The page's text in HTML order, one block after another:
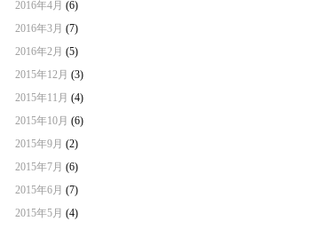
2016年4月 (6)
2016年3月 (7)
2016年2月 (5)
2015年12月 (3)
2015年11月 (4)
2015年10月 (6)
2015年9月 (2)
2015年7月 (6)
2015年6月 (7)
2015年5月 (4)